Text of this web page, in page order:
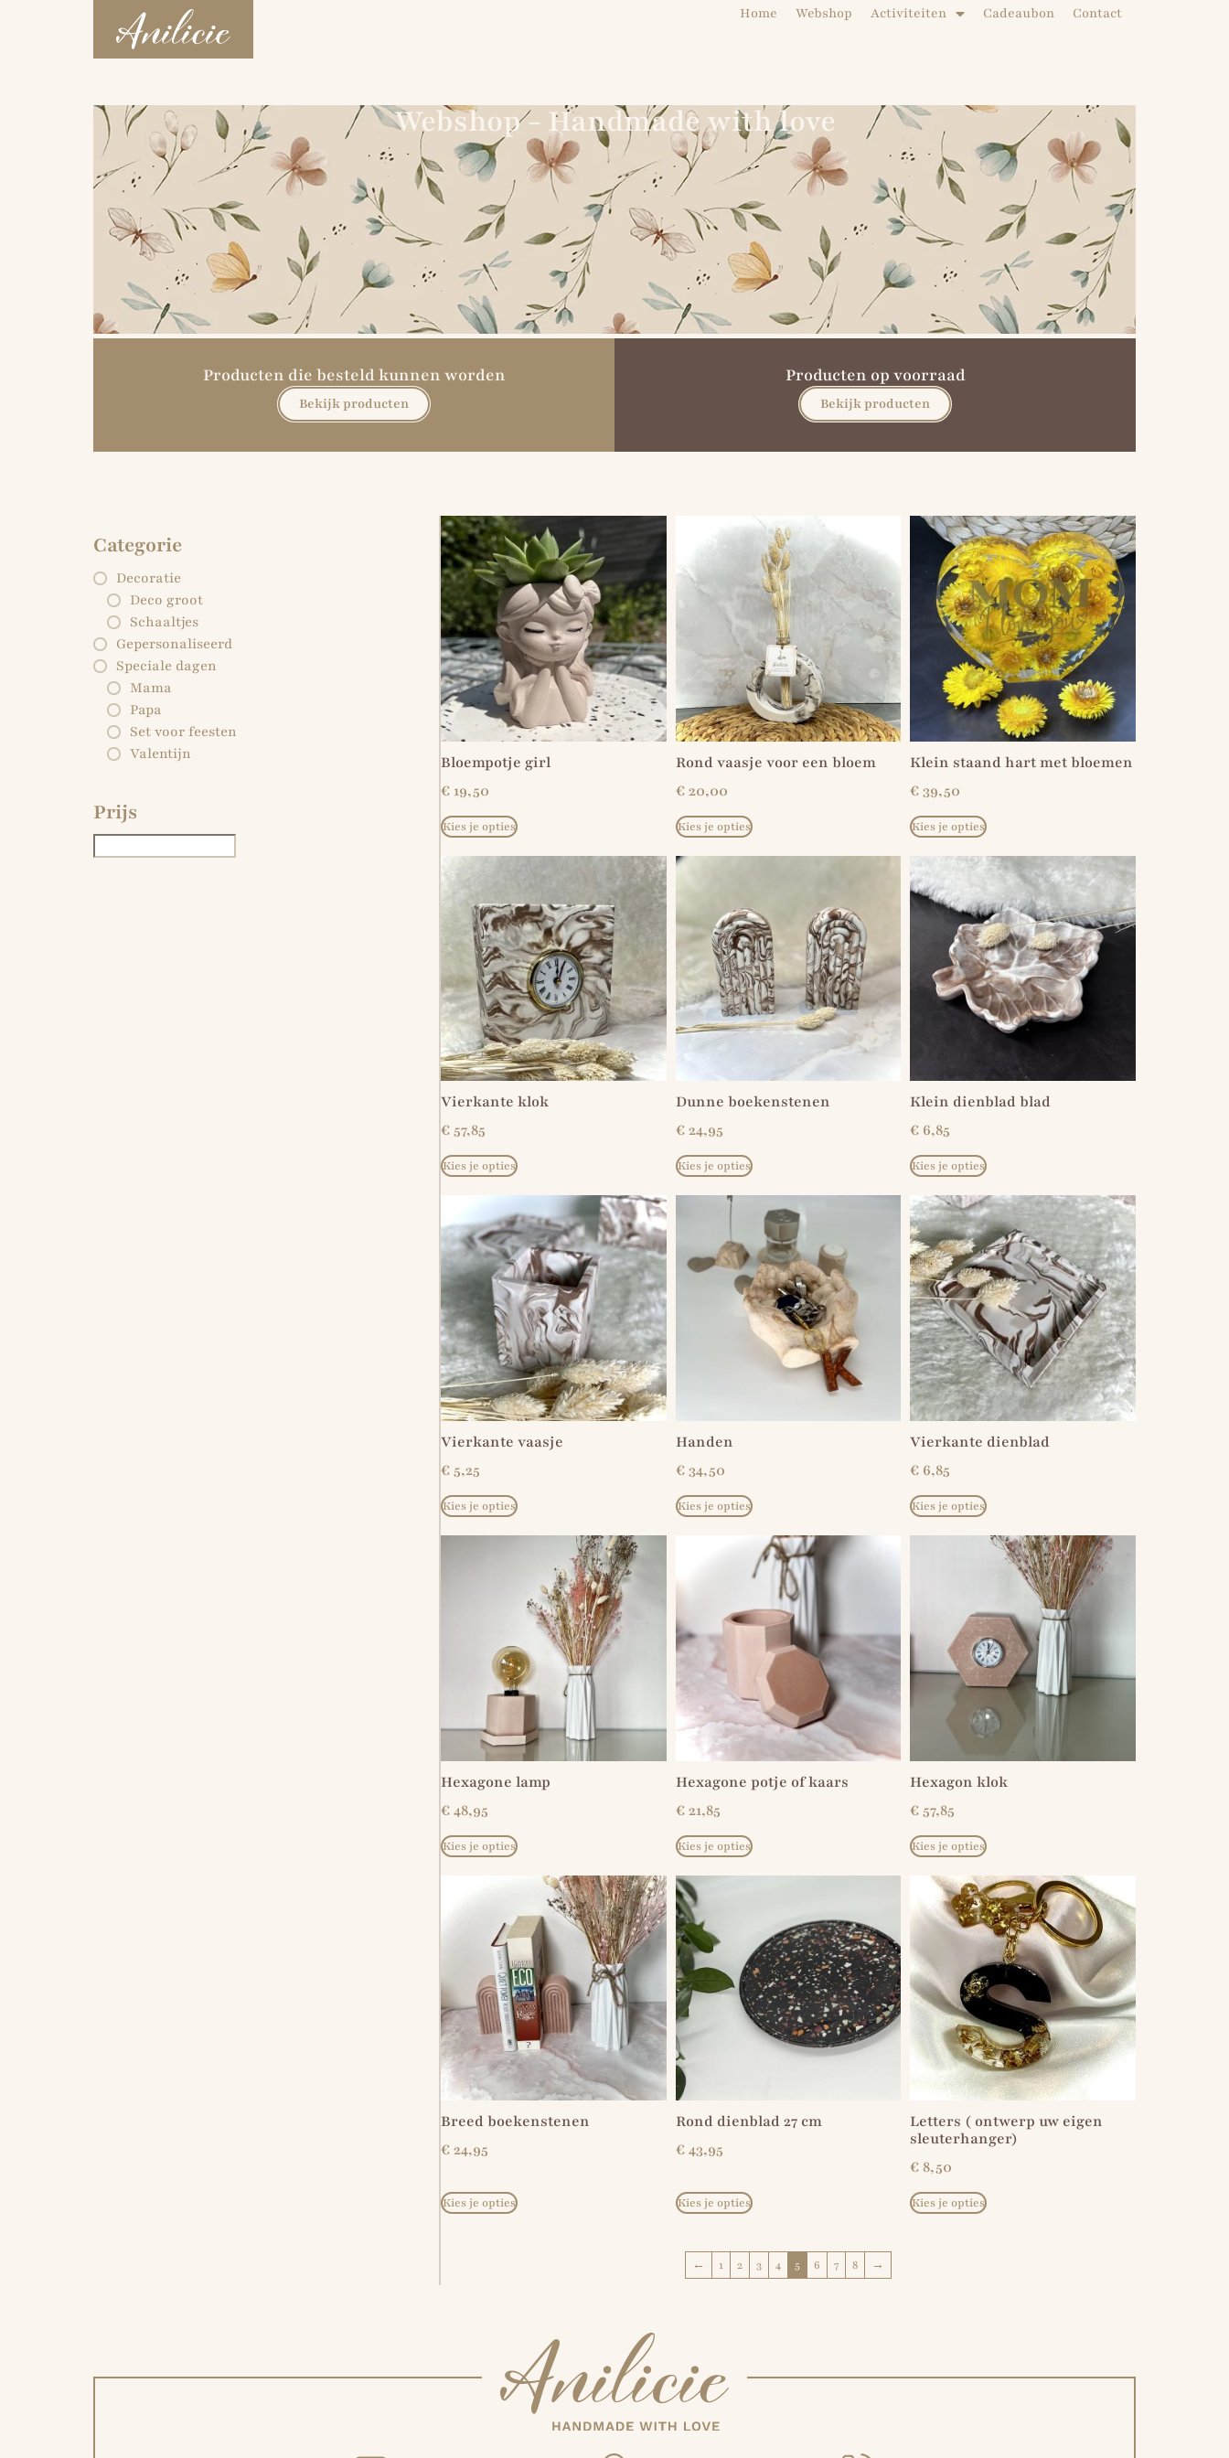
Home Webshop Activiteiten Cadeaubon Contact
Webshop - Handmade with love
Producten die besteld kunnen worden
Bekijk producten
Producten op voorraad
Bekijk producten
Categorie
Decoratie
Deco groot
Schaaltjes
Gepersonaliseerd
Speciale dagen
Mama
Papa
Set voor feesten
Valentijn
Prijs
Bloempotje girl
€19,50
Kies je opties
Rond vaasje voor een bloem
€20,00
Kies je opties
Klein staand hart met bloemen
€39,50
Kies je opties
Vierkante klok
€57,85
Kies je opties
Dunne boekenstenen
€24,95
Kies je opties
Klein dienblad blad
€ 6,85
Kies je opties
Vierkante vaasje
€5,25
Kies je opties
Handen
€34,50
Kies je opties
Vierkante dienblad
€ 6,85
Kies je opties
Hexagone lamp
€48,95
Kies je opties
Hexagone potje of kaars
€21,85
Kies je opties
Hexagon klok
€57,85
Kies je opties
Breed boekenstenen
€24,95
Kies je opties
Rond dienblad 27 cm
€43,95
Kies je opties
Letters ( ontwerp uw eigen
sleuterhanger)
€8,50
Kies je opties
← 1 2 3 4 5 6 7 8 →